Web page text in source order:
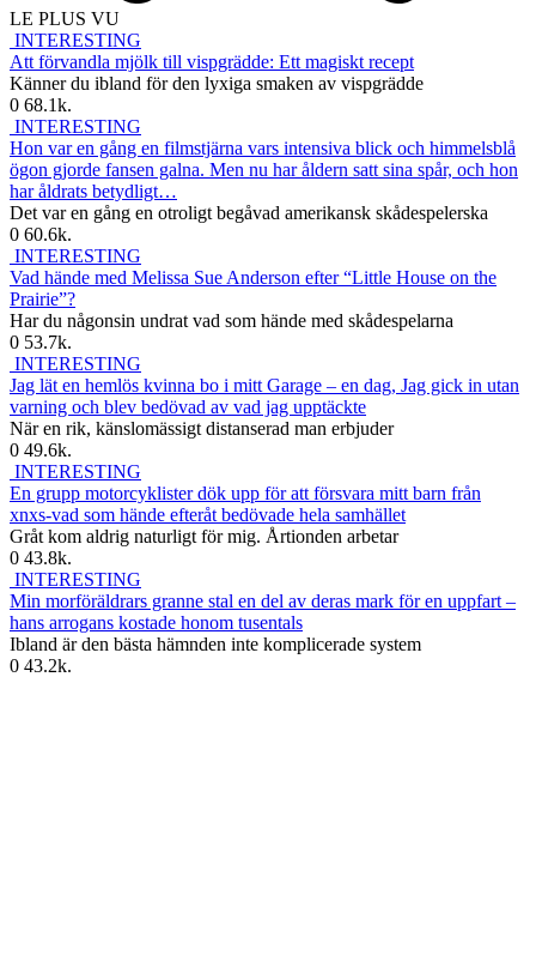
LE PLUS VU
INTERESTING
Att förvandla mjölk till vispgrädde: Ett magiskt recept
Känner du ibland för den lyxiga smaken av vispgrädde
0 68.1k.
INTERESTING
Hon var en gång en filmstjärna vars intensiva blick och himmelsblå
ögon gjorde fansen galna. Men nu har åldern satt sina spår, och hon
har åldrats betydligt…
Det var en gång en otroligt begåvad amerikansk skådespelerska
0 60.6k.
INTERESTING
Vad hände med Melissa Sue Anderson efter “Little House on the
Prairie”?
Har du någonsin undrat vad som hände med skådespelarna
0 53.7k.
INTERESTING
Jag lät en hemlös kvinna bo i mitt Garage – en dag, Jag gick in utan
varning och blev bedövad av vad jag upptäckte
När en rik, känslomässigt distanserad man erbjuder
0 49.6k.
INTERESTING
En grupp motorcyklister dök upp för att försvara mitt barn från
xnxs-vad som hände efteråt bedövade hela samhället
Gråt kom aldrig naturligt för mig. Årtionden arbetar
0 43.8k.
INTERESTING
Min morföräldrars granne stal en del av deras mark för en uppfart –
hans arrogans kostade honom tusentals
Ibland är den bästa hämnden inte komplicerade system
0 43.2k.